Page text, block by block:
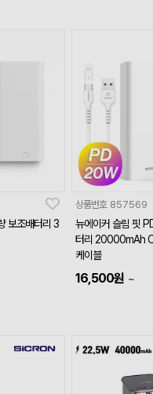
보조배터리 3
상품번호 857569
뉴에이커 슬림 핏
터리 20000mAh
케이블
16,500원 ~